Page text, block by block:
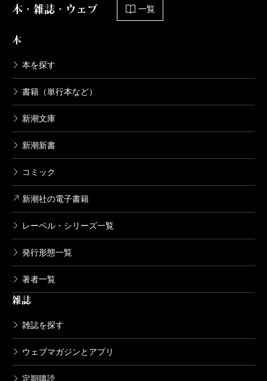
本・雑誌・ウェブ 一覧
本
本を探す
書籍（単行本など）
新潮文庫
新潮新書
コミック
新潮社の電子書籍
レーベル・シリーズ一覧
発行形態一覧
著者一覧
雑誌
雑誌を探す
ウェブマガジンとアプリ
定期購読